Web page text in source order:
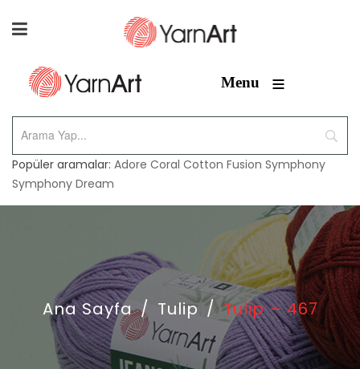
Menu ≡
Popüler aramalar: Adore Coral Cotton Fusion Symphony
Symphony Dream
Ana Sayfa / Tulip / Tulip – 467